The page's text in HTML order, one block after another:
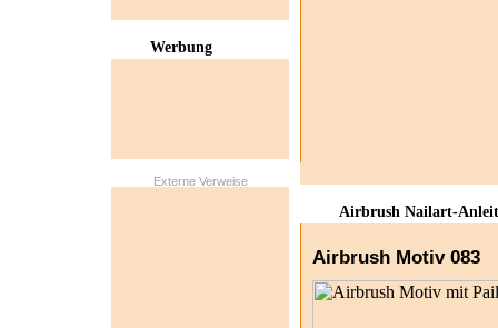
Airbrush Nailart-
Airbrush Motiv 083
Werbung
Externe Verweise